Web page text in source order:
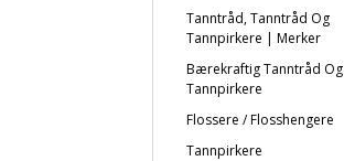
Tanntråd, Tanntråd Og
Tannpirkere | Merker
Bærekraftig Tanntråd Og
Tannpirkere
Flossere / Flosshengere
Tannpirkere